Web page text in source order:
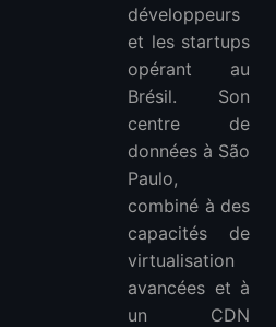
développeurs
et les startups
opérant au
Brésil. Son
centre de
données à São
Paulo,
combiné à des
capacités de
virtualisation
avancées et à
un CDN